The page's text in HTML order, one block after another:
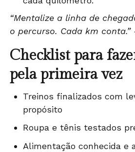
“Mentalize a linha de
o percurso. Cada km
Checklist para
pela primeira vez
Treinos finalizados com
propósito
Roupa e tênis testados
Alimentação conhecida e